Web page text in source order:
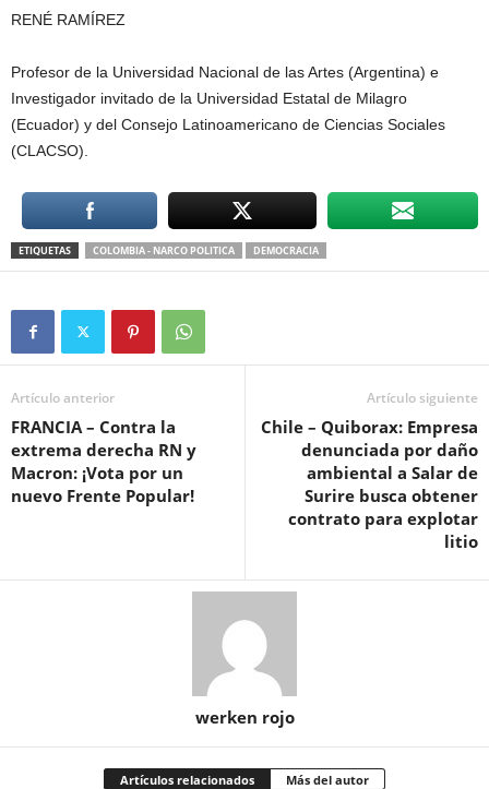
RENÉ RAMÍREZ
Profesor de la Universidad Nacional de las Artes (Argentina) e
Investigador invitado de la Universidad Estatal de Milagro
(Ecuador) y del Consejo Latinoamericano de Ciencias Sociales
(CLACSO).
ETIQUETAS COLOMBIA - NARCO POLITICA DEMOCRACIA
Artículo anterior
FRANCIA – Contra la
extrema derecha RN y
Macron: ¡Vota por un
nuevo Frente Popular!
Artículo siguiente
Chile – Quiborax: Empresa
denunciada por daño
ambiental a Salar de
Surire busca obtener
contrato para explotar
litio
werken rojo
Artículos relacionados Más del autor